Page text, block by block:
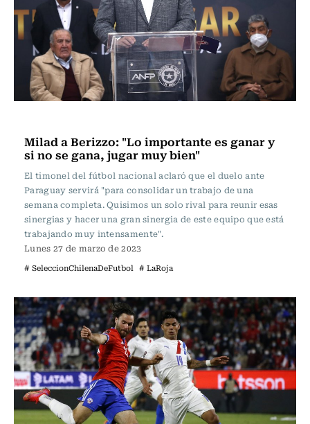
Milad a Berizzo: "Lo importante es ganar y
si no se gana, jugar muy bien"
El timonel del fútbol nacional aclaró que el duelo ante
Paraguay servirá "para consolidar un trabajo de una
semana completa. Quisimos un solo rival para reunir esas
sinergias y hacer una gran sinergia de este equipo que está
trabajando muy intensamente".
Lunes 27 de marzo de 2023
# SeleccionChilenaDeFutbol # LaRoja